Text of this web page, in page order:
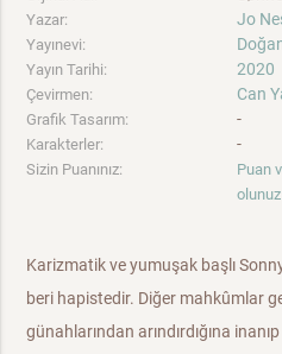
Yazar: Jo
Yayınevi:
Yayın Tarihi: 2020
Çevirmen: Can
Grafik Tasarım: -
Karakterler: -
Sizin Puanınız:
Puan
olunuz
Karizmatik ve yumuşak başlı
beri hapistedir. Diğer mahkûmlar
günahlarından arındırdığına